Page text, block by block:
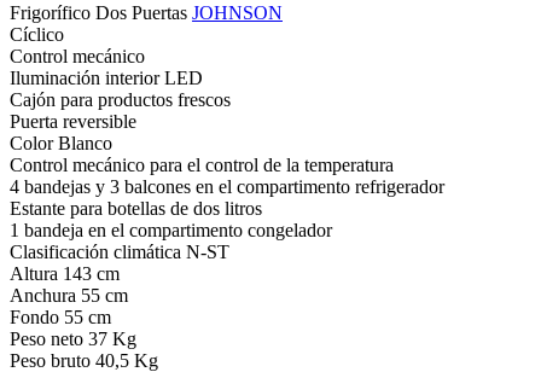
Frigorífico Dos Puertas JOHNSON
Cíclico
Control mecánico
Iluminación interior LED
Cajón para productos frescos
Puerta reversible
Color Blanco
Control mecánico para el control de la temperatura
4 bandejas y 3 balcones en el compartimento refrigerador
Estante para botellas de dos litros
1 bandeja en el compartimento congelador
Clasificación climática N-ST
Altura 143 cm
Anchura 55 cm
Fondo 55 cm
Peso neto 37 Kg
Peso bruto 40,5 Kg